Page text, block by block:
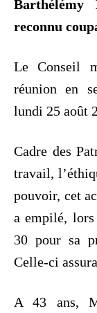
reconnu
Le Conseil
réunion en
lundi 25 août
Cadre des
travail,
pouvoir, cet
a empilé,
30 pour sa
Celle-ci
A 43 ans,